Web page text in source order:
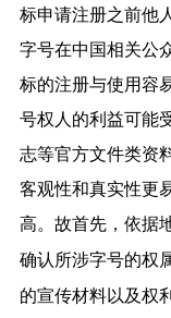
标申请注册之前他
字号在中国相关公
标的注册与使用容
号权人的利益可能
志等官方文件类资
客观性和真实性更
高。故首先，依据
确认所涉字号的权属
的宣传材料以及权